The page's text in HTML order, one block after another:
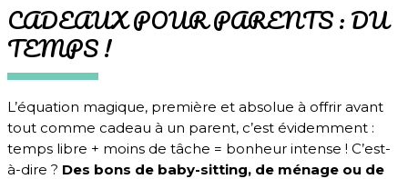
CADEAUX POUR PARENTS : DU
TEMPS !
L’équation magique, première et absolue à offrir avant
tout comme cadeau à un parent, c’est évidemment :
temps libre + moins de tâche = bonheur intense ! C’est-
à-dire ? Des bons de baby-sitting, de ménage ou de